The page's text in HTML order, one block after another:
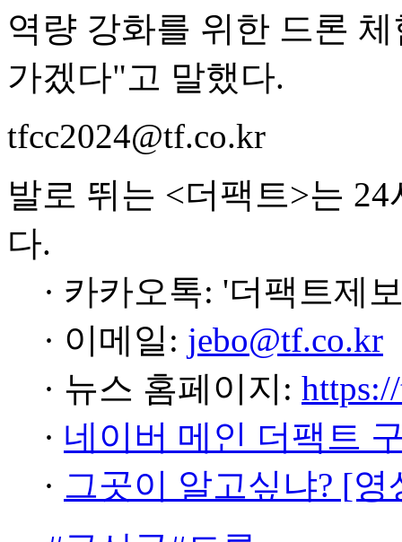
역량 강화를 위한 드론
가겠다"고 말했다.
tfcc2024@tf.co.kr
발로 뛰는 <더팩트>는
다.
· 카카오톡: '더팩트제
· 이메일: jebo@tf.co.kr
· 뉴스 홈페이지:
· 네이버 메인 더팩트
· 그곳이 알고싶냐? [